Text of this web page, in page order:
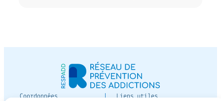
Coordonnées Liens utiles